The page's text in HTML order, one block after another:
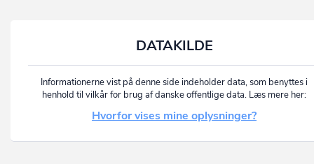
DATAKILDE
Informationerne vist på denne side indeholder data, som benyttes i
henhold til vilkår for brug af danske offentlige data. Læs mere her:
Hvorfor vises mine oplysninger?